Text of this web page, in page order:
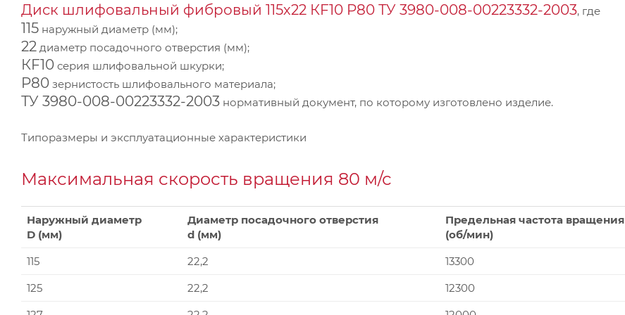
Диск шлифовальный фибровый 115х22 КF10 P80 ТУ 3980-008-00223332-2003, где
115 наружный диаметр (мм);
22 диаметр посадочного отверстия (мм);
КF10 серия шлифовальной шкурки;
P80 зернистость шлифовального материала;
ТУ 3980-008-00223332-2003 нормативный документ, по которому изготовлено изделие.
Типоразмеры и эксплуатационные характеристики
Максимальная скорость вращения 80 м/с
Наружный диаметр
D (мм)
Диаметр посадочного отверстия
d (мм)
Предельная частота вращения
(об/мин)
115
22,2
13300
125
22,2
12300